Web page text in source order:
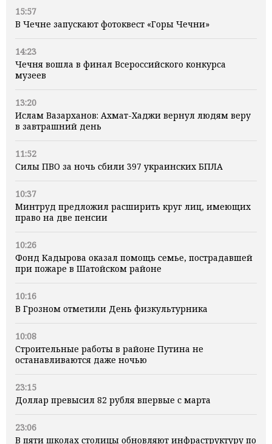
15:57
В Чечне запускают фотоквест «Горы Чечни»
14:23
Чечня вошла в финал Всероссийского конкурса
музеев
13:20
Ислам Вазарханов: Ахмат-Хаджи вернул людям веру
в завтрашний день
11:52
Силы ПВО за ночь сбили 397 украинских БПЛА
10:37
Минтруд предложил расширить круг лиц, имеющих
право на две пенсии
10:26
Фонд Кадырова оказал помощь семье, пострадавшей
при пожаре в Шатойском районе
10:16
В Грозном отметили День физкультурника
10:08
Строительные работы в районе Путина не
останавливаются даже ночью
23:15
Доллар превысил 82 рубля впервые с марта
23:06
В пяти школах столицы обновляют инфраструктуру по